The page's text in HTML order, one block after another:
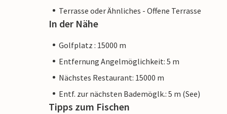
Terrasse oder Ähnliches - Offene Terrasse
In der Nähe
Golfplatz : 15000 m
Entfernung Angelmöglichkeit: 5 m
Nächstes Restaurant: 15000 m
Entf. zur nächsten Bademöglk.: 5 m (See)
Tipps zum Fischen